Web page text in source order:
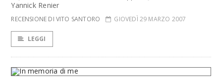
Yannick Renier
RECENSIONE DI VITO SANTORO GIOVEDÌ 29 MARZO 2007
LEGGI